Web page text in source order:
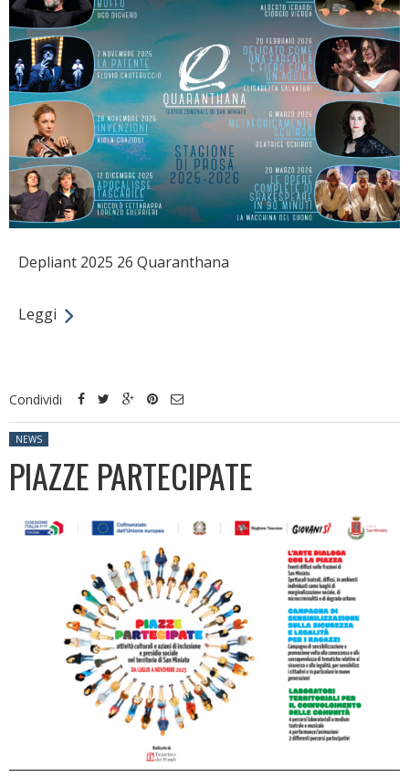
Depliant 2025 26 Quaranthana
Leggi
Condividi
Posted in:
NEWS
PIAZZE PARTECIPATE